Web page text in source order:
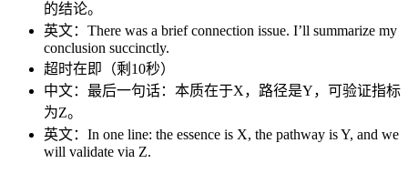
的结论。
英文：There was a brief connection issue. I’ll summarize my
conclusion succinctly.
超时在即（剩10秒）
中文：最后一句话：本质在于X，路径是Y，可验证指标
为Z。
英文：In one line: the essence is X, the pathway is Y, and we
will validate via Z.